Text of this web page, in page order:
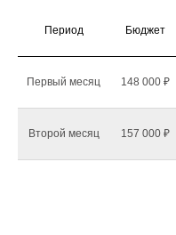
Период Бюджет
Первый месяц 148 000 ₽
Второй месяц 157 000 ₽